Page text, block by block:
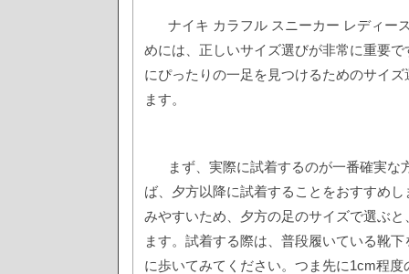
ナイキ カラフル スニーカー レディー
めには、正しいサイズ選びが非常に重要
にぴったりの一足を見つけるためのサイ
ます。
まず、実際に試着するのが一番確実な
ば、夕方以降に試着することをおすすめ
みやすいため、夕方の足のサイズで選ぶ
ます。試着する際は、普段履いている靴
に歩いてみてください。つま先に1cm程